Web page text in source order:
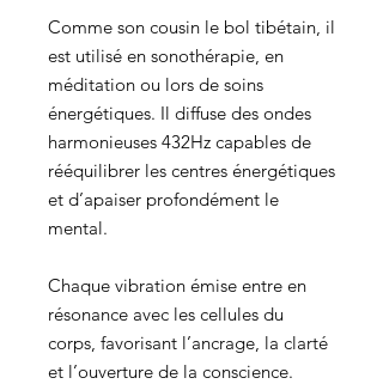
Comme son cousin le bol tibétain, il
est utilisé en sonothérapie, en
méditation ou lors de soins
énergétiques. Il diffuse des ondes
harmonieuses 432Hz capables de
rééquilibrer les centres énergétiques
et d’apaiser profondément le
mental.
Chaque vibration émise entre en
résonance avec les cellules du
corps, favorisant l’ancrage, la clarté
et l’ouverture de la conscience.